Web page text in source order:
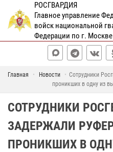
РОСГВАРДИЯ
Главное управление
войск национальной
Федерации по г. Москве
Главная Новости
Сотрудники
проникших в одну из
СОТРУДНИКИ
ЗАДЕРЖАЛИ
ПРОНИКШИХ В